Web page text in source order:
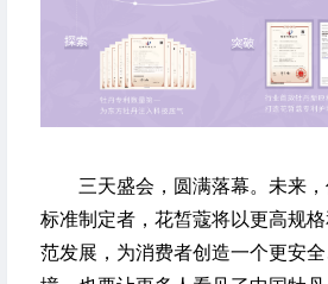
三天盛会，圆满落幕。未来，
标准制定者，花皙蔻将以更高规
范发展，为消费者创造一个更安